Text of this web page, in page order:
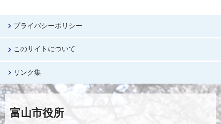
プライバシーポリシー
このサイトについて
リンク集
富山市役所